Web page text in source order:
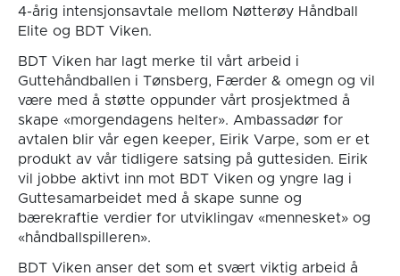
4-årig intensjonsavtale mellom Nøtterøy Håndball
Elite og BDT Viken.
BDT Viken har lagt merke til vårt arbeid i
Guttehåndballen i Tønsberg, Færder & omegn og vil
være med å støtte oppunder vårt prosjektmed å
skape «morgendagens helter». Ambassadør for
avtalen blir vår egen keeper, Eirik Varpe, som er et
produkt av vår tidligere satsing på guttesiden. Eirik
vil jobbe aktivt inn mot BDT Viken og yngre lag i
Guttesamarbeidet med å skape sunne og
bærekraftie verdier for utviklingav «mennesket» og
«håndballspilleren».
BDT Viken anser det som et svært viktig arbeid å